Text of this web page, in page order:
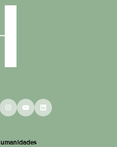
Instagram
YouTubeLinkedIn